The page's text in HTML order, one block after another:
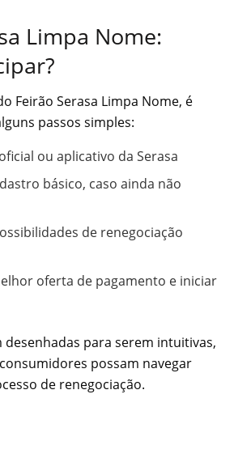
Limpa Nome:
Feirão Serasa Limpa Nome, é
passos simples:
ou aplicativo da Serasa
básico, caso ainda não
de renegociação
oferta de pagamento e iniciar
desenhadas para serem intuitivas,
possam navegar
de renegociação.